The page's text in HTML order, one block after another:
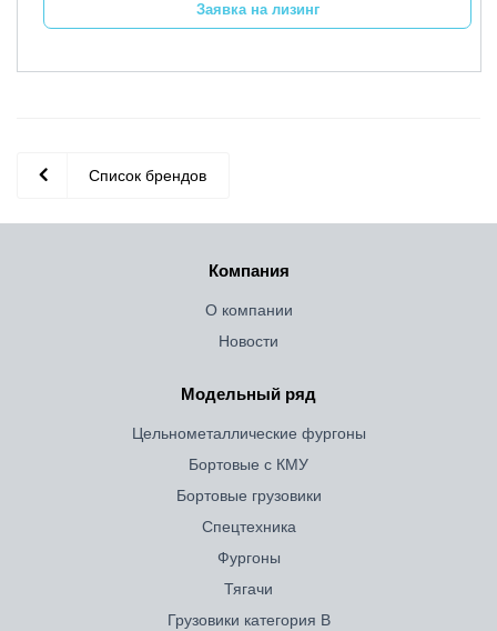
Заявка на лизинг
Список брендов
Компания
О компании
Новости
Модельный ряд
Цельнометаллические фургоны
Бортовые с КМУ
Бортовые грузовики
Спецтехника
Фургоны
Тягачи
Грузовики категория B